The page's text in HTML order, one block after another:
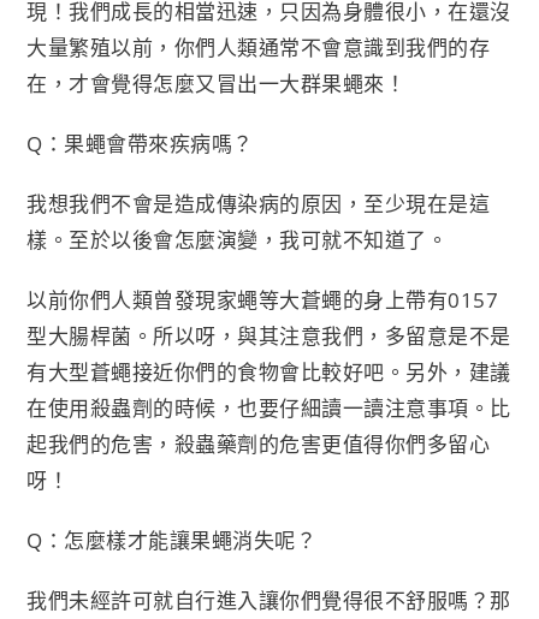
現！我們成長的相當迅速，只因為身體很小，在還沒
大量繁殖以前，你們人類通常不會意識到我們的存
在，才會覺得怎麼又冒出一大群果蠅來！
Q：果蠅會帶來疾病嗎？
我想我們不會是造成傳染病的原因，至少現在是這
樣。至於以後會怎麼演變，我可就不知道了。
以前你們人類曾發現家蠅等大蒼蠅的身上帶有0157
型大腸桿菌。所以呀，與其注意我們，多留意是不是
有大型蒼蠅接近你們的食物會比較好吧。另外，建議
在使用殺蟲劑的時候，也要仔細讀一讀注意事項。比
起我們的危害，殺蟲藥劑的危害更值得你們多留心
呀！
Q：怎麼樣才能讓果蠅消失呢？
我們未經許可就自行進入讓你們覺得很不舒服嗎？那